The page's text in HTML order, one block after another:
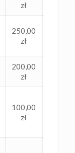
zł
250,00
zł
200,00
zł
100,00
zł